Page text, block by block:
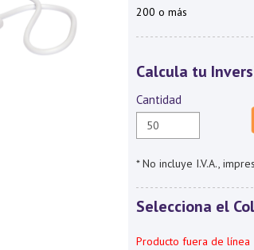
200 o más
Calcula tu
Cantidad
* No incluye I.V.A.,
Selecciona el
Producto fuera de línea